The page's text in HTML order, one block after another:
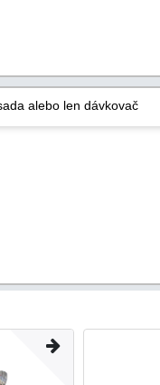
alebo len dávkovač